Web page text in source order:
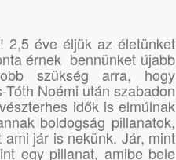
2,5 éve éljük az életünket
érnek bennünket újabb
szükség arra, hogy
Noémi után szabadon
idők is elmúlnak
boldogság pillanatok,
jár is nekünk. Jár, mint
egy pillanat, amibe bele